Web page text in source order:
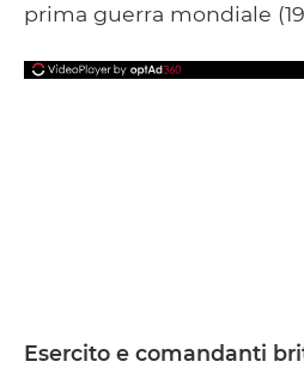
prima guerra mondiale
Esercito e comandanti